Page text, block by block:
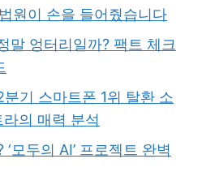
원이 손을 들어줬습니다
말 엉터리일까? 팩트 체크
기 스마트폰 1위 탈환 소
의 매력 분석
‘모두의 AI’ 프로젝트 완벽